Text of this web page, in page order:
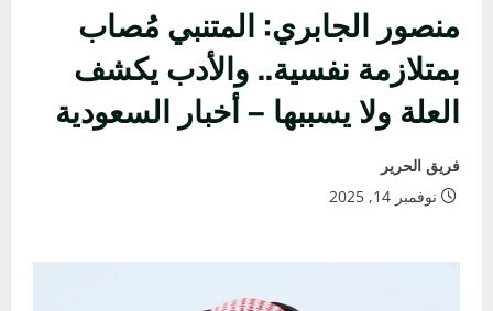
منصور الجابري: المتنبي مُصاب
بمتلازمة نفسية.. والأدب يكشف
العلة ولا يسببها – أخبار السعودية
فريق الحرير
نوفمبر 14, 2025